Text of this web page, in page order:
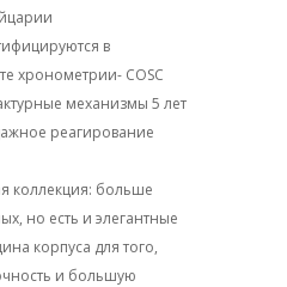
в
хронометрии- COSC
механизмы 5 лет
реагирование
коллекция: больше
но есть и элегантные
корпуса для того,
и большую